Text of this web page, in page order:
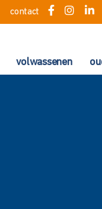
contact
volwassenen